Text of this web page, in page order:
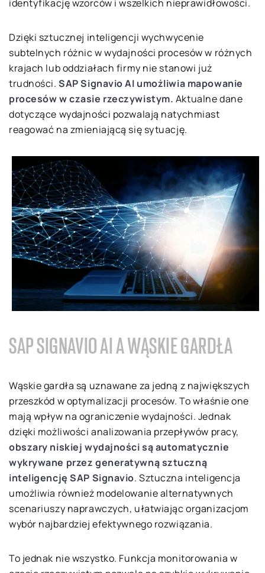
identyfikację wzorców i wszelkich nieprawidłowości.
Dzięki sztucznej inteligencji wychwycenie
subtelnych różnic w wydajności procesów w różnych
krajach lub oddziałach firmy nie stanowi już
trudności.SAP Signavio AI umożliwia mapowanie
procesów w czasie rzeczywistym. Aktualne dane
dotyczące wydajności pozwalają natychmiast
reagować na zmieniającą się sytuację.
SAP SIGNAVIO AI A WĄSKIE GARDŁA
Wąskie gardła są uznawane za jedną z największych
przeszkód w optymalizacji procesów. To właśnie one
mają wpływ na ograniczenie wydajności. Jednak
dzięki możliwości analizowania przepływów pracy,
obszary niskiej wydajności są automatycznie
wykrywane przez generatywną sztuczną
inteligencję SAP Signavio. Sztuczna inteligencja
umożliwia również modelowanie alternatywnych
scenariuszy naprawczych, ułatwiając organizacjom
wybór najbardziej efektywnego rozwiązania.
To jednak nie wszystko. Funkcja monitorowania w